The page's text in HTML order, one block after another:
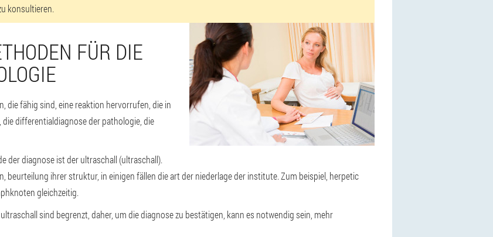
konsultieren.
FÜR DIE
die fähig sind, eine reaktion hervorrufen, die in
differentialdiagnose der pathologie, die
der diagnose ist der ultraschall (ultraschall).
beurteilung ihrer struktur, in einigen fällen die art der niederlage der institute. Zum beispiel, herpetic
gleichzeitig.
sind begrenzt, daher, um die diagnose zu bestätigen, kann es notwendig sein, mehr